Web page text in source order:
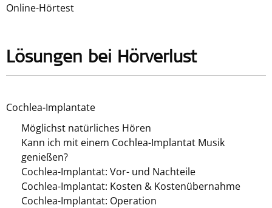
Online-Hörtest
Lösungen bei Hörverlust
Cochlea-Implantate
Möglichst natürliches Hören
Kann ich mit einem Cochlea-Implantat Musik
genießen?
Cochlea-Implantat: Vor- und Nachteile
Cochlea-Implantat: Kosten & Kostenübernahme
Cochlea-Implantat: Operation